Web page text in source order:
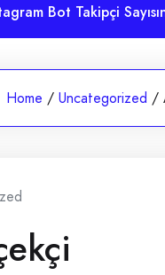
Bot Takipçi
Home / Uncategorized /